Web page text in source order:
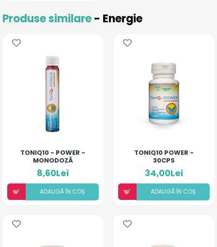
Produse similare- Energie
TONIQ10 - POWER -
MONODOZĂ
8,60Lei
ADAUGÃ ÎN COȘ
TONIQ10 POWER -
30CPS
34,00Lei
ADAUGÃ ÎN COȘ